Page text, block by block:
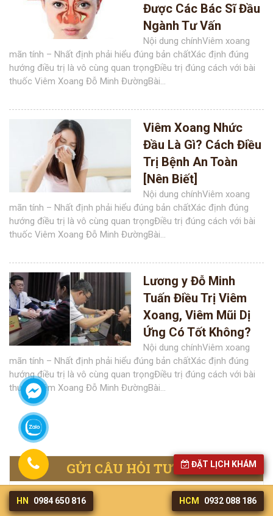
Được Các Bác Sĩ Đầu
Ngành Tư Vấn
Nội dung chínhViêm xoang
mãn tính – Nhất định phải hiểu đúng bản chấtXác định đúng
hướng điều trị là vô cùng quan trọngĐiều trị đúng cách với bài
thuốc Viêm Xoang Đỗ Minh ĐườngBài...
Viêm Xoang Nhức
Đầu Là Gì? Cách Điều
Trị Bệnh An Toàn
[Nên Biết]
Nội dung chínhViêm xoang
mãn tính – Nhất định phải hiểu đúng bản chấtXác định đúng
hướng điều trị là vô cùng quan trọngĐiều trị đúng cách với bài
thuốc Viêm Xoang Đỗ Minh ĐườngBài...
Lương y Đỗ Minh
Tuấn Điều Trị Viêm
Xoang, Viêm Mũi Dị
Ứng Có Tốt Không?
Nội dung chínhViêm xoang
mãn tính – Nhất định phải hiểu đúng bản chấtXác định đúng
hướng điều trị là vô cùng quan trọngĐiều trị đúng cách với bài
thuốc Viêm Xoang Đỗ Minh ĐườngBài...
GỬI CÂU HỎI TƯ VẤN
HN 0984 650 816 HCM 0932 088 186
ĐẶT LỊCH KHÁM